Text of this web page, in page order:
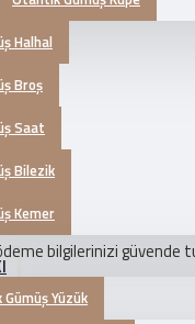
Halhal
Broş
Saat
Bilezik
Kemer
Gümüş Yüzük
bilgilerinizi güvende